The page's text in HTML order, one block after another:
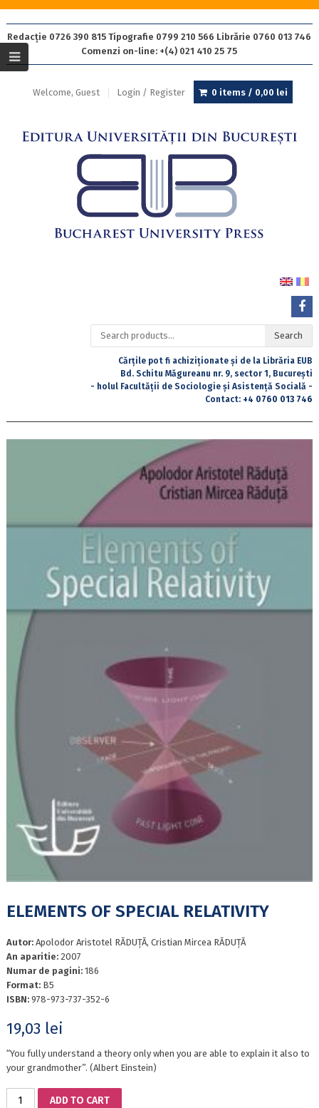
Redacție 0726 390 815 Tipografie 0799 210 566 Librărie 0760 013 746
Comenzi on-line: +(4) 021 410 25 75
Welcome, Guest Login / Register 0 items / 0,00 lei
Search
for:
Search
Cărțile pot fi achiziționate și de la Librăria EUB
Bd. Schitu Măgureanu nr. 9, sector 1, București
- holul Facultății de Sociologie și Asistență Socială -
Contact: +4 0760 013 746
ELEMENTS OF SPECIAL RELATIVITY
Autor: Apolodor Aristotel RĂDUȚĂ, Cristian Mircea RĂDUȚĂ
An aparitie: 2007
Numar de pagini: 186
Format: B5
ISBN: 978-973-737-352-6
19,03 lei
“You fully understand a theory only when you are able to explain it also to
your grandmother”. (Albert Einstein)
ELEMENTS
ADD TO CART